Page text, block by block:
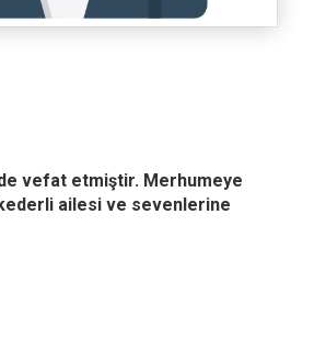
vefat etmiştir. Merhumeye
ailesi ve sevenlerine